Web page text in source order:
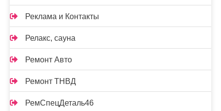
Реклама и Контакты
Релакс, сауна
Ремонт Авто
Ремонт ТНВД
РемСпецДеталь46